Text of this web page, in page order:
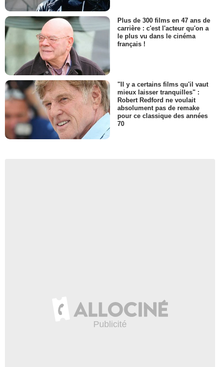
Plus de 300 films en 47 ans de
carrière : c'est l'acteur qu'on a
le plus vu dans le cinéma
français !
"Il y a certains films qu'il vaut
mieux laisser tranquilles" :
Robert Redford ne voulait
absolument pas de remake
pour ce classique des années
70